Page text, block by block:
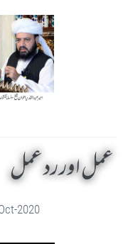
عمل اور رد عمل
2020